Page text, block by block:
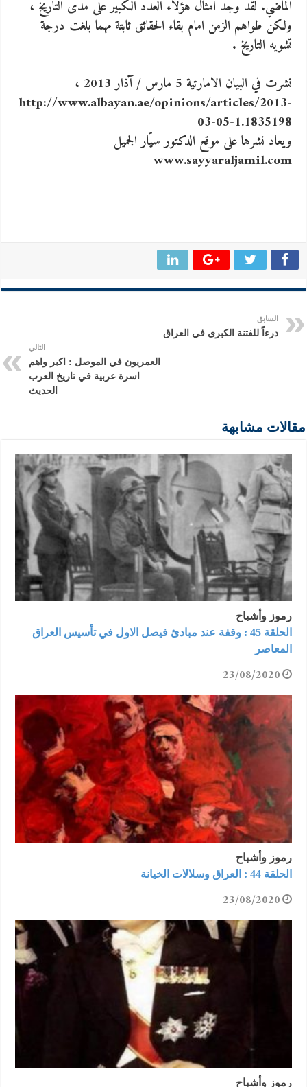
الماضي. لقد وجد امثال هؤلاء العدد الكبير على مدى التاريخ ،
ولكن طواهم الزمن امام بقاء الحقائق ثابتة مهما بلغت درجة
تشويه التاريخ .
نشرت في البيان الامارتية 5 مارس / آذار 2013 ،
http://www.albayan.ae/opinions/articles/2013-
03-05-1.1835198
ويعاد نشرها على موقع الدكتور سيّار الجميل
www.sayyaraljamil.com
السابق
درءاً للفتنة الكبرى في العراق
التالي
العمريون في الموصل : اكبر واهم
اسرة عربية في تاريخ العرب
الحديث
مقالات مشابهة
رموز وأشباح
الحلقة 45 : وقفة عند مبادئ فيصل الاول في تأسيس العراق
المعاصر
23/08/2020
رموز وأشباح
الحلقة 44 : العراق وسلالات الخيانة
23/08/2020
رموز وأشباح